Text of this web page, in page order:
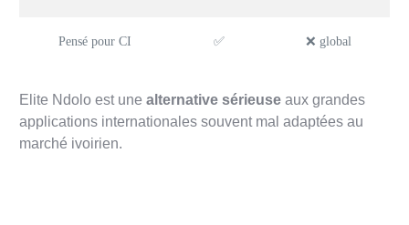
Pensé pour CI ✅ ❌ global
Elite Ndolo est une alternative sérieuse aux grandes
applications internationales souvent mal adaptées au
marché ivoirien.